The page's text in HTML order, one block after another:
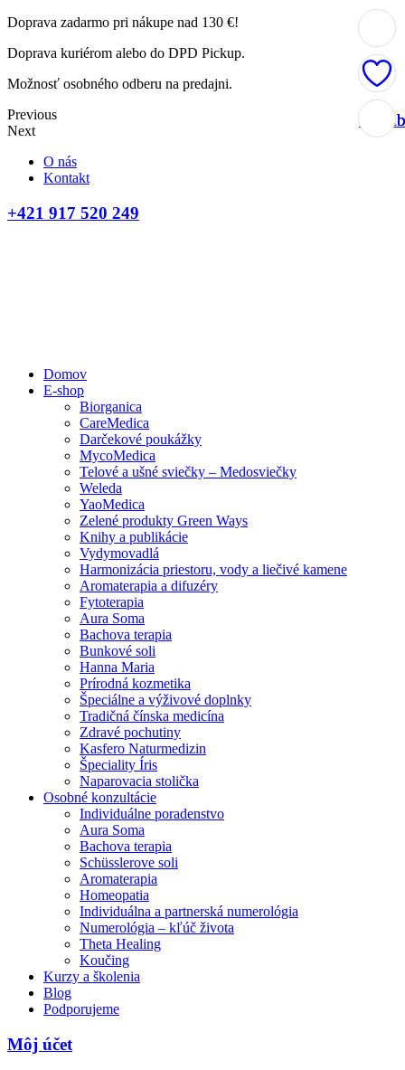
Doprava zadarmo pri nákupe nad 130 €!
Doprava kuriérom alebo do DPD Pickup.
Možnosť osobného odberu na predajni.
Previous
Next
O nás
Kontakt
+421 917 520 249
Domov
E-shop
Biorganica
CareMedica
Darčekové poukážky
MycoMedica
Telové a ušné sviečky – Medosviečky
Weleda
YaoMedica
Zelené produkty Green Ways
Knihy a publikácie
Vydymovadlá
Harmonizácia priestoru, vody a liečivé kamene
Aromaterapia a difuzéry
Fytoterapia
Aura Soma
Bachova terapia
Bunkové soli
Hanna Maria
Prírodná kozmetika
Špeciálne a výživové doplnky
Tradičná čínska medicína
Zdravé pochutiny
Kasfero Naturmedizin
Špeciality Íris
Naparovacia stolička
Osobné konzultácie
Individuálne poradenstvo
Aura Soma
Bachova terapia
Schüsslerove soli
Aromaterapia
Homeopatia
Individuálna a partnerská numerológia
Numerológia – kľúč života
Theta Healing
Koučing
Kurzy a školenia
Blog
Podporujeme
Môj účet